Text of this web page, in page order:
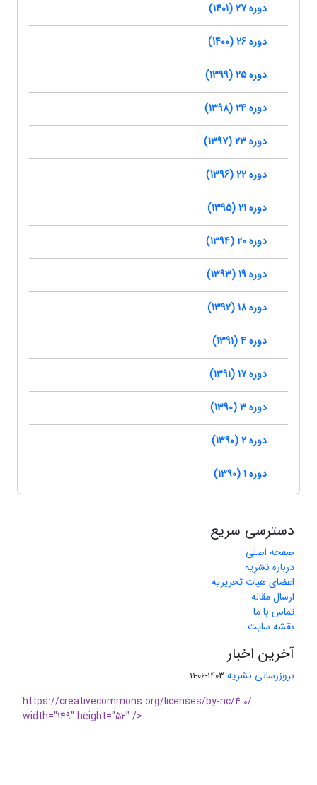
دوره 27 (1401)
دوره 26 (1400)
دوره 25 (1399)
دوره 24 (1398)
دوره 23 (1397)
دوره 22 (1396)
دوره 21 (1395)
دوره 20 (1394)
دوره 19 (1393)
دوره 18 (1392)
دوره 4 (1391)
دوره 17 (1391)
دوره 3 (1390)
دوره 2 (1390)
دوره 1 (1390)
دسترسی سریع
صفحه اصلی
درباره نشریه
اعضای هیات تحریریه
ارسال مقاله
تماس با ما
نقشه سایت
آخرین اخبار
بروزرسانی نشریه 1403-06-11
https://creativecommons.org/licenses/by-nc/4.0/
width="149" height="52" />